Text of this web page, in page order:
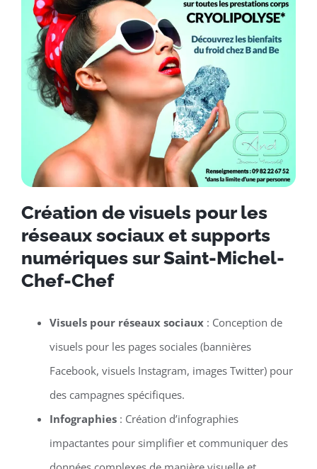
Création de visuels pour les
réseaux sociaux et supports
numériques sur Saint-Michel-
Chef-Chef
Visuels pour réseaux sociaux: Conception de
visuels pour les pages sociales (bannières
Facebook, visuels Instagram, images Twitter) pour
des campagnes spécifiques.
Infographies: Création d’infographies
impactantes pour simplifier et communiquer des